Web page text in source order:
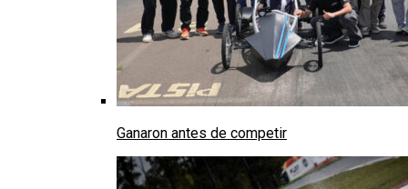
Ganaron antes de competir